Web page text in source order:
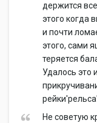
держится
этого когда
и почти
этого, сами
теряется
Удалось это
Не советую